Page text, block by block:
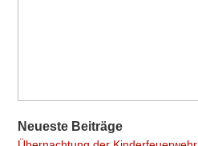
Neueste Beiträge